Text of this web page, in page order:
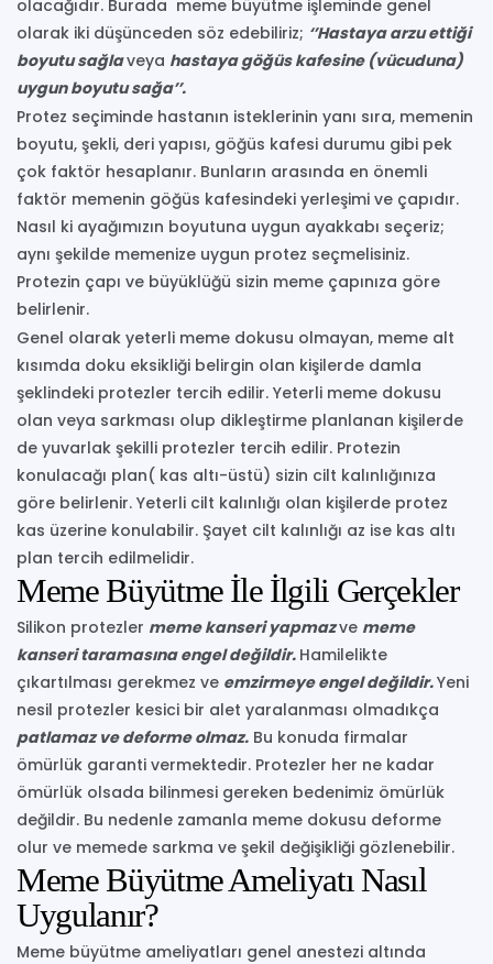
olacağıdır. Burada meme büyütme işleminde genel
olarak iki düşünceden söz edebiliriz; ‘’Hastaya arzu ettiği
boyutu sağlaveya hastaya göğüs kafesine (vücuduna)
uygun boyutu sağa’’.
Protez seçiminde hastanın isteklerinin yanı sıra, memenin
boyutu, şekli, deri yapısı, göğüs kafesi durumu gibi pek
çok faktör hesaplanır. Bunların arasında en önemli
faktör memenin göğüs kafesindeki yerleşimi ve çapıdır.
Nasıl ki ayağımızın boyutuna uygun ayakkabı seçeriz;
aynı şekilde memenize uygun protez seçmelisiniz.
Protezin çapı ve büyüklüğü sizin meme çapınıza göre
belirlenir.
Genel olarak yeterli meme dokusu olmayan, meme alt
kısımda doku eksikliği belirgin olan kişilerde damla
şeklindeki protezler tercih edilir. Yeterli meme dokusu
olan veya sarkması olup dikleştirme planlanan kişilerde
de yuvarlak şekilli protezler tercih edilir. Protezin
konulacağı plan( kas altı-üstü) sizin cilt kalınlığınıza
göre belirlenir. Yeterli cilt kalınlığı olan kişilerde protez
kas üzerine konulabilir. Şayet cilt kalınlığı az ise kas altı
plan tercih edilmelidir.
Meme Büyütme İle İlgili Gerçekler
Silikon protezler meme kanseri yapmazve meme
kanseri taramasına engel değildir. Hamilelikte
çıkartılması gerekmez ve emzirmeye engel değildir.Yeni
nesil protezler kesici bir alet yaralanması olmadıkça
patlamaz ve deforme olmaz. Bu konuda firmalar
ömürlük garanti vermektedir. Protezler her ne kadar
ömürlük olsada bilinmesi gereken bedenimiz ömürlük
değildir. Bu nedenle zamanla meme dokusu deforme
olur ve memede sarkma ve şekil değişikliği gözlenebilir.
Meme Büyütme Ameliyatı Nasıl
Uygulanır?
Meme büyütme ameliyatları genel anestezi altında